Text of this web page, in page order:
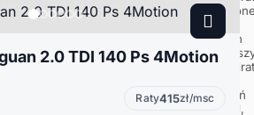
2.0 TDI 140 Ps 4Motion
Raty415zł/msc